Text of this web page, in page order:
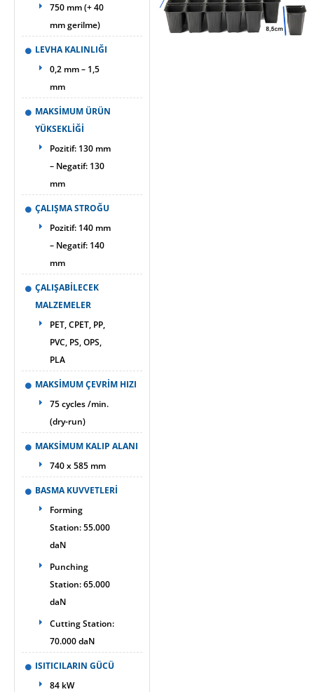
750 mm (+ 40
mm gerilme)
LEVHA KALINLIĞI
0,2 mm – 1,5
mm
MAKSİMUM ÜRÜN
YÜKSEKLİĞİ
Pozitif: 130 mm
– Negatif: 130
mm
ÇALIŞMA STROĞU
Pozitif: 140 mm
– Negatif: 140
mm
ÇALIŞABİLECEK
MALZEMELER
PET, CPET, PP,
PVC, PS, OPS,
PLA
MAKSİMUM ÇEVRİM HIZI
75 cycles /min.
(dry-run)
MAKSİMUM KALIP ALANI
740 x 585 mm
BASMA KUVVETLERİ
Forming
Station: 55.000
daN
Punching
Station: 65.000
daN
Cutting Station:
70.000 daN
ISITICILARIN GÜCÜ
84 kW